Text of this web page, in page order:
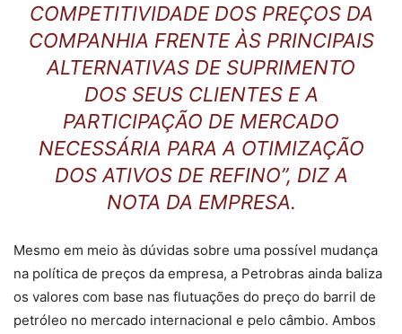
COMPETITIVIDADE DOS PREÇOS DA
COMPANHIA FRENTE ÀS PRINCIPAIS
ALTERNATIVAS DE SUPRIMENTO
DOS SEUS CLIENTES E A
PARTICIPAÇÃO DE MERCADO
NECESSÁRIA PARA A OTIMIZAÇÃO
DOS ATIVOS DE REFINO”, DIZ A
NOTA DA EMPRESA.
Mesmo em meio às dúvidas sobre uma possível mudança
na política de preços da empresa, a Petrobras ainda baliza
os valores com base nas flutuações do preço do barril de
petróleo no mercado internacional e pelo câmbio. Ambos